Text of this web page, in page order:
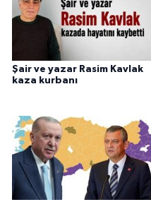
Şair ve yazar Rasim Kavlak
kaza kurbanı